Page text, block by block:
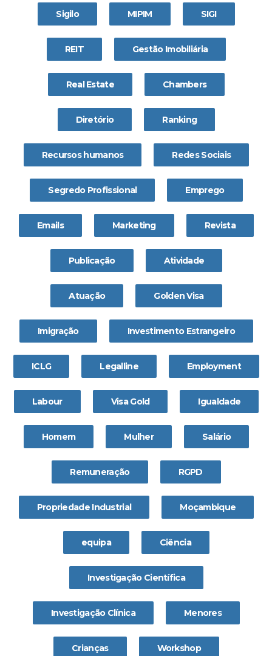
Sigilo MIPIM SIGI
REIT Gestão Imobiliária
Real Estate Chambers
Diretório Ranking
Recursos humanos Redes Sociais
Segredo Profissional Emprego
Emails Marketing Revista
Publicação Atividade
Atuação Golden Visa
Imigração Investimento Estrangeiro
ICLG Legalline Employment
Labour Visa Gold Igualdade
Homem Mulher Salário
Remuneração RGPD
Propriedade Industrial Moçambique
equipa Ciência
Investigação Científica
Investigação Clínica Menores
Crianças Workshop